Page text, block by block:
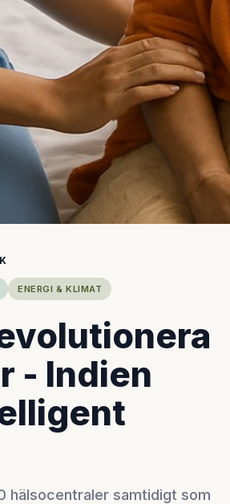
ENERGI & KLIMAT
- Indien
hälsocentraler samtidigt som